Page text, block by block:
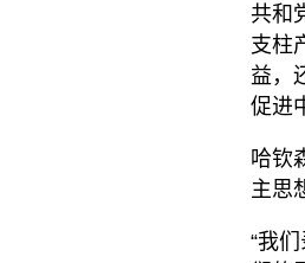
共和
支柱
益，
促进
哈钦
主思
“我